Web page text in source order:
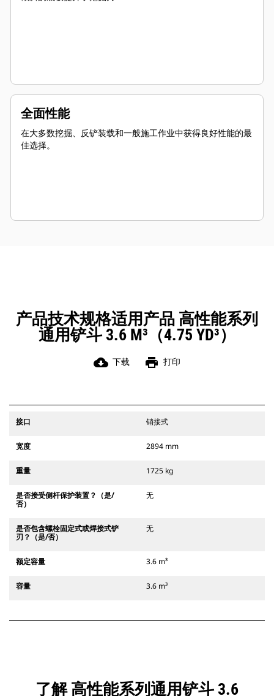
全面性能
在大多数挖掘、反铲装载和一般施工作业中获得良好性能的最
佳选择。
产品技术规格适用产品 高性能系列
通用铲斗 3.6 M³（4.75 YD³）
cloud_download 下载 print 打印
接口 销接式
宽度 2894 mm
重量 1725 kg
是否接受侧杆保护装置？（是/
否）
无
是否包含螺栓固定式或焊接式铲
刃？（是/否）
无
额定容量 3.6 m³
容量 3.6 m³
了解 高性能系列通用铲斗 3.6